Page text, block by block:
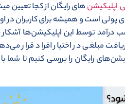
اپلیکیشنهای رایگان از کجا تعیین
پولی است و همیشه برای کاربران در
درآمد توسط این اپلیکیشن‌ها
مبلغی در اختیار افراد قرار
رایگان را بررسی کنیم تا شما